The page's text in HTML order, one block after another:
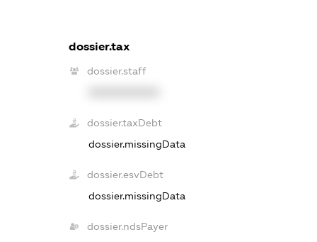
dossier.tax
dossier.staff
dossier.taxDebt
dossier.missingData
dossier.esvDebt
dossier.missingData
dossier.ndsPayer